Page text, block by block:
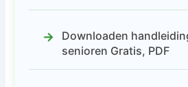
Downloaden
senioren Gratis, PDF